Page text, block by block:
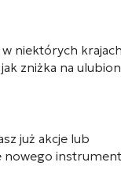
niektórych krajach
zniżka na
już akcje lub
nowego